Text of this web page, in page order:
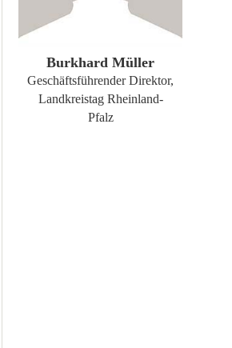
Burkhard Müller
Geschäftsführender Direktor,
Landkreistag Rheinland-
Pfalz